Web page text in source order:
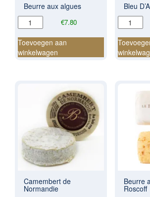
Beurre aux algues
€7.80
Beurre
aux
algues
aantal
Toevoegen aan
winkelwagen
Bleu
Bleu
aantal
Camembert de
Normandie
Beurre
Roscoff